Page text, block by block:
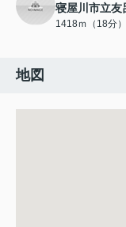
寝屋川市立友
1418ｍ（18分）
地図